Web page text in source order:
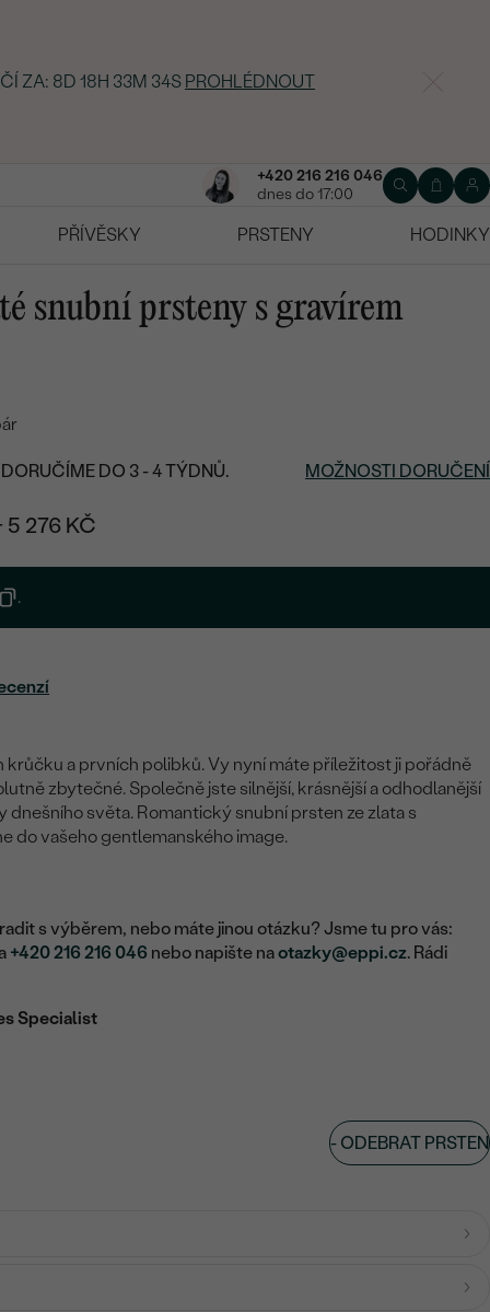
ZA: 8D 18H 33M 33S PROHLÉDNOUT
+420 216 216 046
dnes do 17:00
PŘÍVĚSKY PRSTENY
HODINKY
snubní prsteny s gravírem
DO 3 - 4 TÝDNŮ. MOŽNOSTI DORUČENÍ
5 276 KČ
.
krůčku a prvních polibků. Vy nyní máte příležitost ji pořádně
zbytečné. Společně jste silnější, krásnější a odhodlanější
dnešního světa. Romantický snubní prsten ze zlata s
do vašeho gentlemanského image.
s výběrem, nebo máte jinou otázku? Jsme tu pro vás:
+420 216 216 046 nebo napište naotazky@eppi.cz. Rádi
Specialist
-ODEBRAT PRSTEN